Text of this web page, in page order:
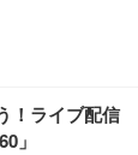
！ライブ配信
」